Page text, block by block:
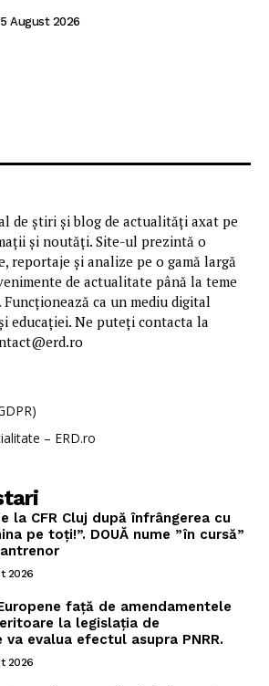
5 August 2026
de știri și blog de actualități axat pe
și noutăți. Site-ul prezintă o
reportaje și analize pe o gamă largă
de actualitate până la teme
ca un mediu digital
educației. Ne puteți contacta la
– ERD.ro
la CFR Cluj după înfrângerea cu
pe toți!”. DOUĂ nume ”în cursă”
2026
față de amendamentele
la legislația de
va evalua efectul asupra PNRR.
2026